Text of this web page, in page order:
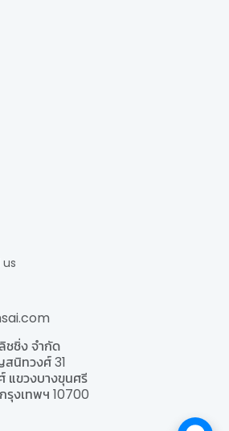
ชชิ่ง จำกัด
นิทวงศ์ 31
ขวงบางขุนศรี
รุงเทพฯ 10700